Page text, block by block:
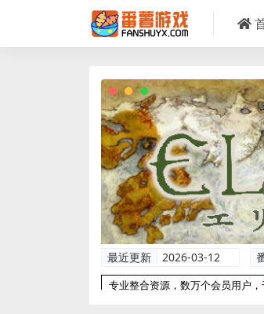
最近更新 2026-03-12
专业整合资源，数万个会员用户